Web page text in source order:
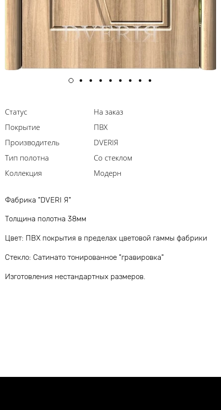
Статус
На заказ
Покрытие
ПВХ
Производитель
DVERIЯ
Тип полотна
Со стеклом
Коллекция
Модерн
Фабрика "DVERI Я"
Толщина полотна 38мм
Цвет: ПВХ покрытия в пределах цветовой гаммы фабрики
Стекло: Сатинато тонированное "гравировка"
Изготовления нестандартных размеров.